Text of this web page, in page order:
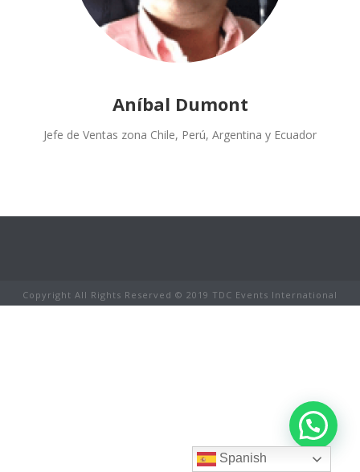
Aníbal Dumont
Jefe de Ventas zona Chile, Perú, Argentina y Ecuador
Copyright All Rights Reserved © 2019 TDC Events International
Spanish